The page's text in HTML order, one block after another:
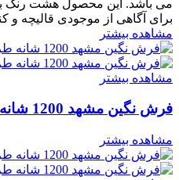
برای آگاهی از موجودی قالیچه و
مشاهده بیشتر
مشاهده بیشتر
فرش نگین مشهد 1200 شانه طرح 1247/1 بژ طلایی
مشاهده بیشتر